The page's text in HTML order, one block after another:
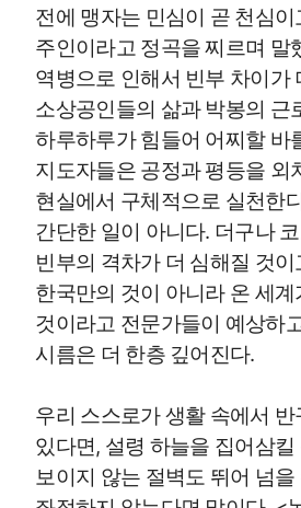
전에 맹자는 민심이 곧 천심
주인이라고 정곡을 찌르며 말
역병으로 인해서 빈부 차이가
소상공인들의 삶과 박봉의 근
하루하루가 힘들어 어찌할 바
지도자들은 공정과 평등을 외
현실에서 구체적으로 실천한
간단한 일이 아니다. 더구나
빈부의 격차가 더 심해질 것
한국만의 것이 아니라 온 세
것이라고 전문가들이 예상하
시름은 더 한층 깊어진다.
우리 스스로가 생활 속에서
있다면, 설령 하늘을 집어삼킬
보이지 않는 절벽도 뛰어 넘